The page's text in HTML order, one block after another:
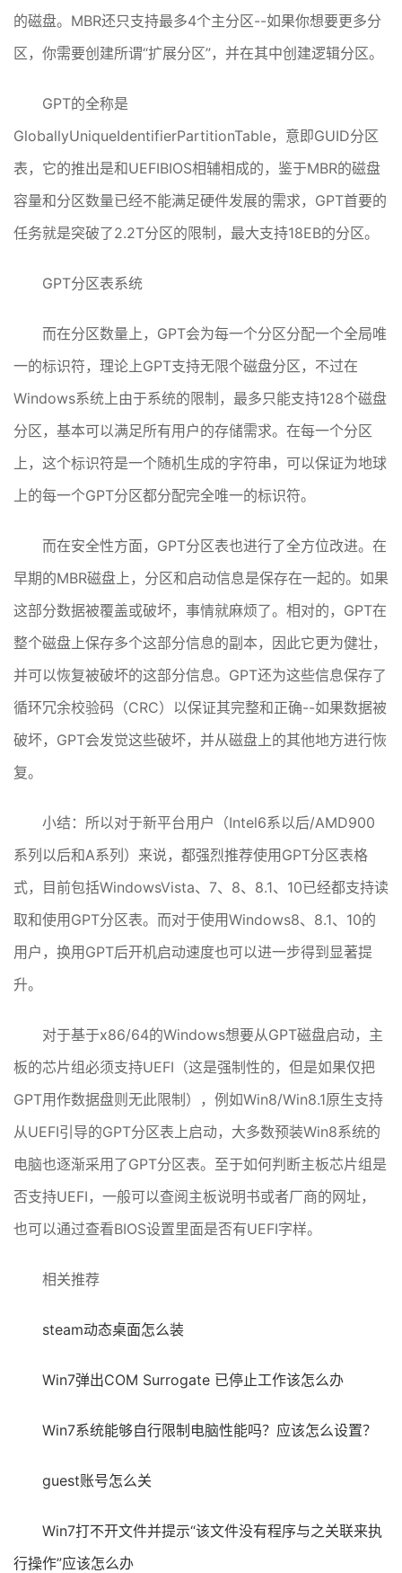
的磁盘。MBR还只支持最多4个主分区--如果你想要更多分
区，你需要创建所谓“扩展分区”，并在其中创建逻辑分区。
GPT的全称是
GloballyUniqueIdentifierPartitionTable，意即GUID分区
表，它的推出是和UEFIBIOS相辅相成的，鉴于MBR的磁盘
容量和分区数量已经不能满足硬件发展的需求，GPT首要的
任务就是突破了2.2T分区的限制，最大支持18EB的分区。
GPT分区表系统
而在分区数量上，GPT会为每一个分区分配一个全局唯
一的标识符，理论上GPT支持无限个磁盘分区，不过在
Windows系统上由于系统的限制，最多只能支持128个磁盘
分区，基本可以满足所有用户的存储需求。在每一个分区
上，这个标识符是一个随机生成的字符串，可以保证为地球
上的每一个GPT分区都分配完全唯一的标识符。
而在安全性方面，GPT分区表也进行了全方位改进。在
早期的MBR磁盘上，分区和启动信息是保存在一起的。如果
这部分数据被覆盖或破坏，事情就麻烦了。相对的，GPT在
整个磁盘上保存多个这部分信息的副本，因此它更为健壮，
并可以恢复被破坏的这部分信息。GPT还为这些信息保存了
循环冗余校验码（CRC）以保证其完整和正确--如果数据被
破坏，GPT会发觉这些破坏，并从磁盘上的其他地方进行恢
复。
小结：所以对于新平台用户（Intel6系以后/AMD900
系列以后和A系列）来说，都强烈推荐使用GPT分区表格
式，目前包括WindowsVista、7、8、8.1、10已经都支持读
取和使用GPT分区表。而对于使用Windows8、8.1、10的
用户，换用GPT后开机启动速度也可以进一步得到显著提
升。
对于基于x86/64的Windows想要从GPT磁盘启动，主
板的芯片组必须支持UEFI（这是强制性的，但是如果仅把
GPT用作数据盘则无此限制），例如Win8/Win8.1原生支持
从UEFI引导的GPT分区表上启动，大多数预装Win8系统的
电脑也逐渐采用了GPT分区表。至于如何判断主板芯片组是
否支持UEFI，一般可以查阅主板说明书或者厂商的网址，
也可以通过查看BIOS设置里面是否有UEFI字样。
相关推荐
steam动态桌面怎么装
Win7弹出COM Surrogate 已停止工作该怎么办
Win7系统能够自行限制电脑性能吗？应该怎么设置？
guest账号怎么关
Win7打不开文件并提示“该文件没有程序与之关联来执
行操作”应该怎么办